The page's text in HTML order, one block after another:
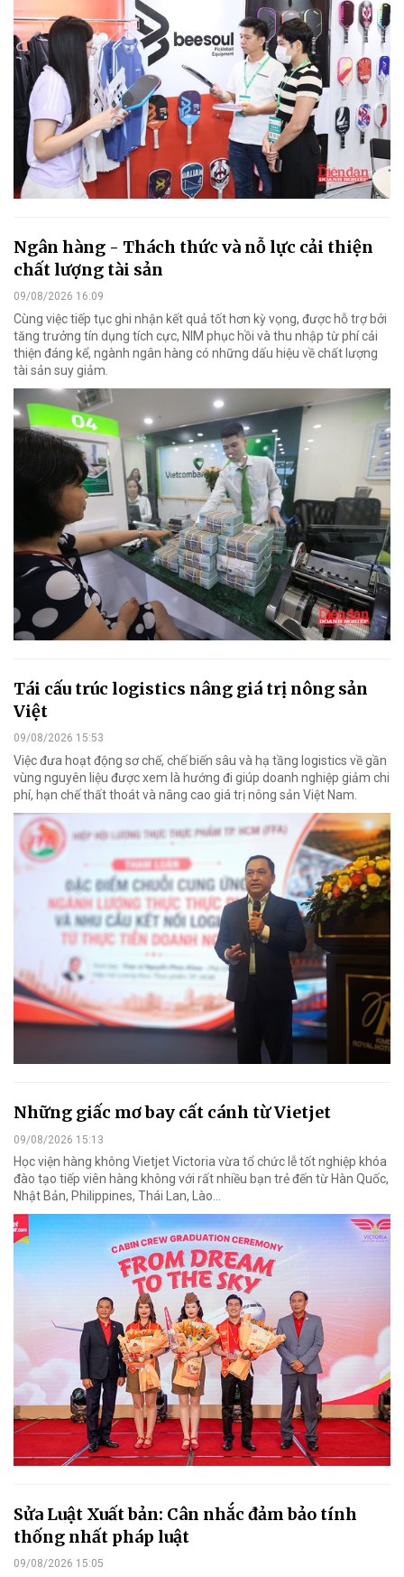
Ngân hàng - Thách thức và nỗ lực cải thiện
chất lượng tài sản
09/08/2026 16:09
Cùng việc tiếp tục ghi nhận kết quả tốt hơn kỳ vọng, được hỗ trợ bởi
tăng trưởng tín dụng tích cực, NIM phục hồi và thu nhập từ phí cải
thiện đáng kể, ngành ngân hàng có những dấu hiệu về chất lượng
tài sản suy giảm.
Tái cấu trúc logistics nâng giá trị nông sản
Việt
09/08/2026 15:53
Việc đưa hoạt động sơ chế, chế biến sâu và hạ tầng logistics về gần
vùng nguyên liệu được xem là hướng đi giúp doanh nghiệp giảm chi
phí, hạn chế thất thoát và nâng cao giá trị nông sản Việt Nam.
Những giấc mơ bay cất cánh từ Vietjet
09/08/2026 15:13
Học viện hàng không Vietjet Victoria vừa tổ chức lễ tốt nghiệp khóa
đào tạo tiếp viên hàng không với rất nhiều bạn trẻ đến từ Hàn Quốc,
Nhật Bản, Philippines, Thái Lan, Lào…
Sửa Luật Xuất bản: Cân nhắc đảm bảo tính
thống nhất pháp luật
09/08/2026 15:05